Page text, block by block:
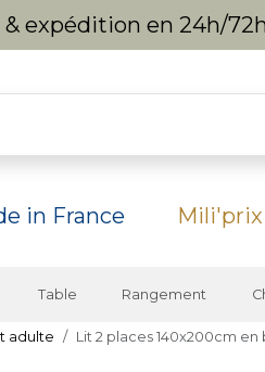
expédition en 24h/
in France Mili'prix
Table Rangement
adulte Lit 2 places 140x200cm